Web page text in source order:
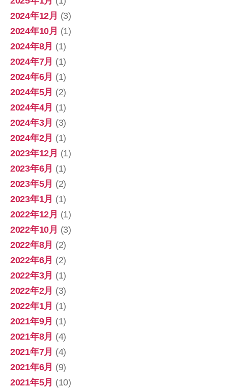
2024年12月 (3)
2024年10月 (1)
2024年8月 (1)
2024年7月 (1)
2024年6月 (1)
2024年5月 (2)
2024年4月 (1)
2024年3月 (3)
2024年2月 (1)
2023年12月 (1)
2023年6月 (1)
2023年5月 (2)
2023年1月 (1)
2022年12月 (1)
2022年10月 (3)
2022年8月 (2)
2022年6月 (2)
2022年3月 (1)
2022年2月 (3)
2022年1月 (1)
2021年9月 (1)
2021年8月 (4)
2021年7月 (4)
2021年6月 (9)
2021年5月 (10)